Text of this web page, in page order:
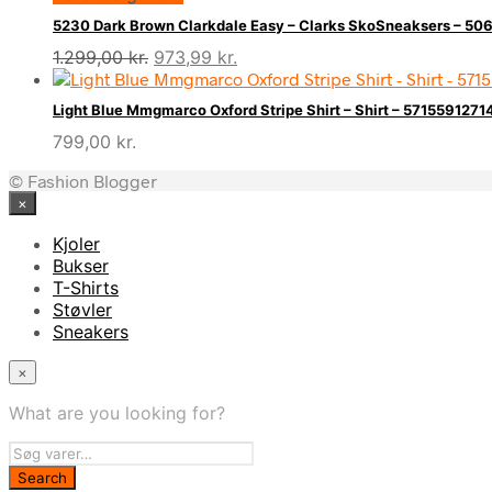
5230 Dark Brown Clarkdale Easy – Clarks SkoSneaksers –
1.299,00kr. Den
oprindelige
var:
973,99 kr.
aktuelle
pris
er:
Light Blue Mmgmarco Oxford Stripe Shirt – Shirt –
799,00 kr.
© Fashion Blogger
×
Kjoler
Bukser
T-Shirts
Støvler
Sneakers
×
What are you looking for?